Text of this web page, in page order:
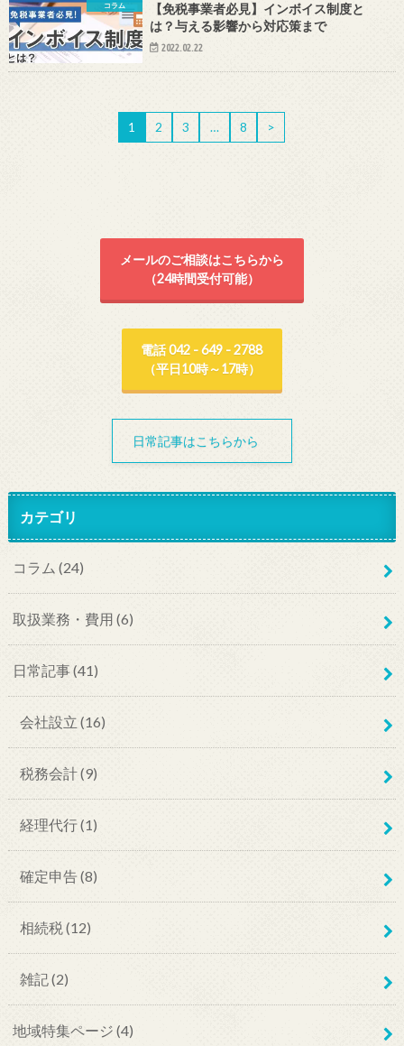
コラム
【免税事業者必見】インボイス制度と
は？与える影響から対応策まで
2022.02.22
1 2 3 … 8 >
メールのご相談はこちらから
（24時間受付可能）
電話 042 - 649 - 2788
（平日10時～17時）
日常記事はこちらから
カテゴリ
コラム (24)
取扱業務・費用 (6)
日常記事(41)
会社設立 (16)
税務会計(9)
経理代行(1)
確定申告(8)
相続税(12)
雑記(2)
地域特集ページ (4)